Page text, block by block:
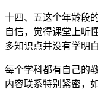
十四、五这个年龄段
自信，觉得课堂上听
多知识点并没有学明白
每个学科都有自己的
内容联系特别紧密，